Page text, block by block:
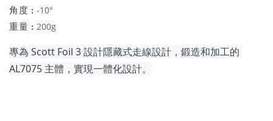
角度 : -10°
重量 : 200g
專為 Scott Foil 3 設計隱藏式走線設計，鍛造和加工的
AL7075 主體，實現一體化設計。